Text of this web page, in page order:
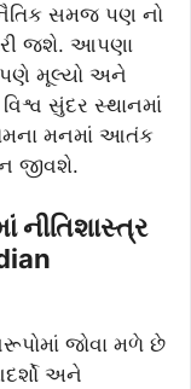
સમજ પણ નો
જશે. આપણા
મૂલ્યો અને
સુંદર સ્થાનમાં
મનમાં આતંક
જીવશે.
નીતિશાસ્ત્ર
જોવા મળે છે
અને